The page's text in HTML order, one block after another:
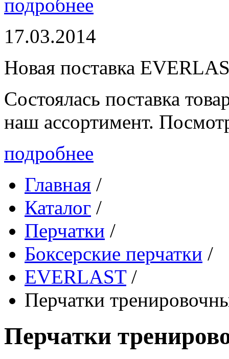
подробнее
17.03.2014
Новая поставка
Состоялась поставка
наш ассортимент.
подробнее
Главная /
Каталог /
Перчатки /
Боксерские перчатки /
EVERLAST/
Перчатки
Перчатки